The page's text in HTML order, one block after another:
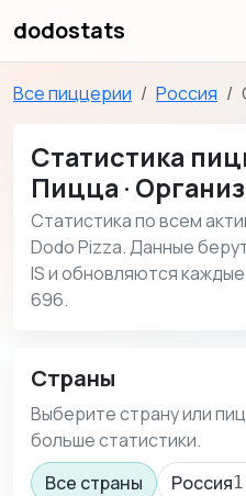
dodostats
Все пиццерии Россия
Статистика
Пицца ·
Статистика по всем
Dodo Pizza. Данные
IS и обновляются
696.
Страны
Выберите страну или
больше статистики.
Все страны
Россия